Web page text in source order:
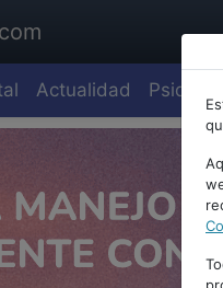
Actualidad